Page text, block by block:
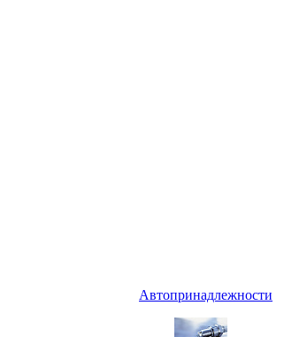
Автопринадлежности